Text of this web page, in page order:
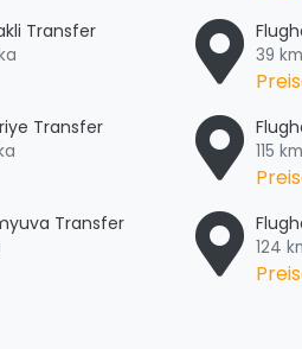
Transfer
39
Transfer
115
Transfer
124